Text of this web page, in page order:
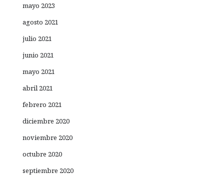
mayo 2023
agosto 2021
julio 2021
junio 2021
mayo 2021
abril 2021
febrero 2021
diciembre 2020
noviembre 2020
octubre 2020
septiembre 2020